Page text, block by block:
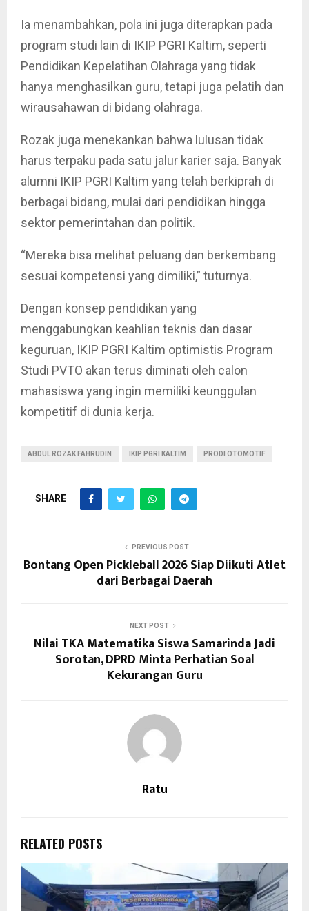
Ia menambahkan, pola ini juga diterapkan pada
program studi lain di IKIP PGRI Kaltim, seperti
Pendidikan Kepelatihan Olahraga yang tidak
hanya menghasilkan guru, tetapi juga pelatih dan
wirausahawan di bidang olahraga.
Rozak juga menekankan bahwa lulusan tidak
harus terpaku pada satu jalur karier saja. Banyak
alumni IKIP PGRI Kaltim yang telah berkiprah di
berbagai bidang, mulai dari pendidikan hingga
sektor pemerintahan dan politik.
“Mereka bisa melihat peluang dan berkembang
sesuai kompetensi yang dimiliki,” tuturnya.
Dengan konsep pendidikan yang
menggabungkan keahlian teknis dan dasar
keguruan, IKIP PGRI Kaltim optimistis Program
Studi PVTO akan terus diminati oleh calon
mahasiswa yang ingin memiliki keunggulan
kompetitif di dunia kerja.
ABDUL ROZAK FAHRUDIN IKIP PGRI KALTIM PRODI OTOMOTIF
SHARE
PREVIOUS POST
Bontang Open Pickleball 2026 Siap Diikuti Atlet
dari Berbagai Daerah
NEXT POST
Nilai TKA Matematika Siswa Samarinda Jadi
Sorotan, DPRD Minta Perhatian Soal
Kekurangan Guru
Ratu
RELATED POSTS